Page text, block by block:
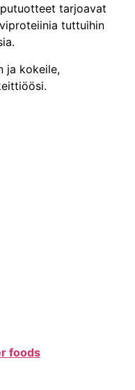
tarjoavat
tuttuihin
ja kokeile,
foods